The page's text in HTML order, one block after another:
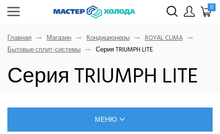
0
Главная Магазин Кондиционеры
ROYAL CLIMA
Бытовые сплит-системы
Серия TRIUMPH LITE
Серия TRIUMPH LITE
МЕНЮ